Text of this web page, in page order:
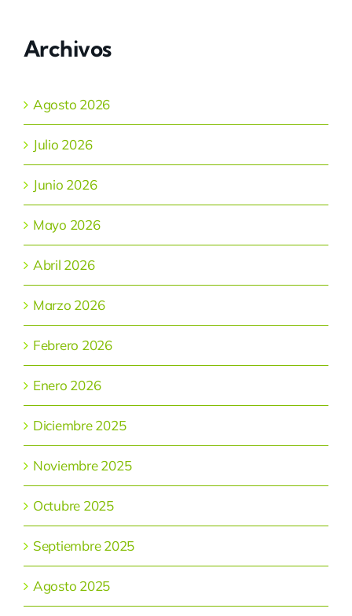
Archivos
Agosto 2026
Julio 2026
Junio 2026
Mayo 2026
Abril 2026
Marzo 2026
Febrero 2026
Enero 2026
Diciembre 2025
Noviembre 2025
Octubre 2025
Septiembre 2025
Agosto 2025